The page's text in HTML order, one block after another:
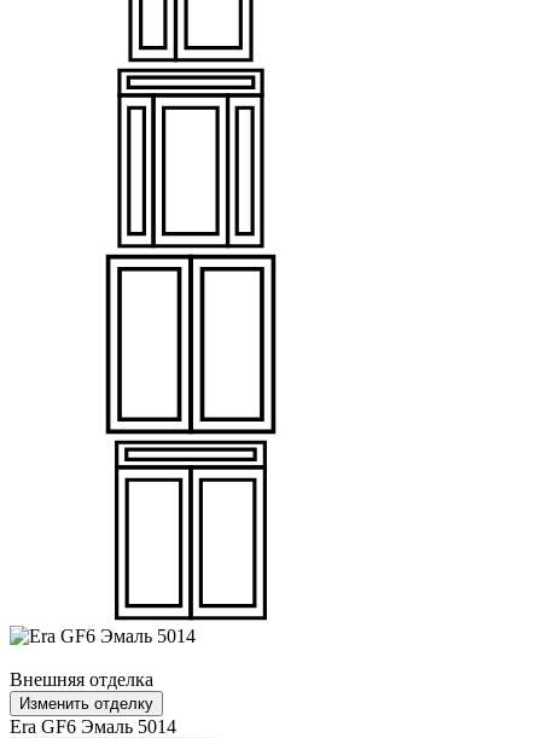
Внешняя отделка
Изменить отделку
Era GF6 Эмаль 5014